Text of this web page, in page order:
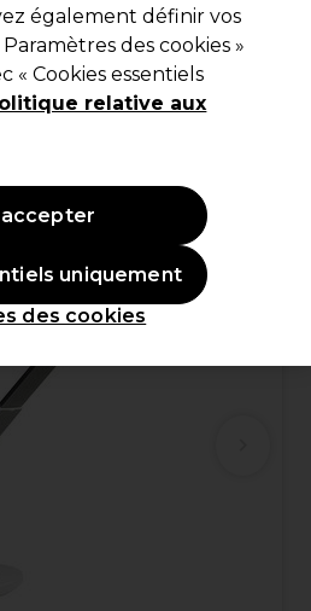
Portable
Go
également définir vos
des cookies »
« Cookies essentiels
relative aux
des cookies
uniquement